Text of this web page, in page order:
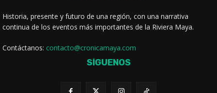
Historia, presente y futuro de una región, con una narrativa
continua de los eventos más importantes de la Riviera Maya.
Contáctanos: contacto@cronicamaya.com
SÍGUENOS